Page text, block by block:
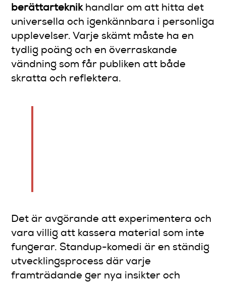
berättarteknikhandlar om att hitta det
universella och igenkännbara i personliga
upplevelser. Varje skämt måste ha en
tydlig poäng och en överraskande
vändning som får publiken att både
skratta och reflektera.
Det är avgörande att experimentera och
vara villig att kassera material som inte
fungerar. Standup-komedi är en ständig
utvecklingsprocess där varje
framträdande ger nya insikter och